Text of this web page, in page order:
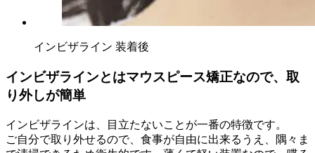
インビザライン 装着後
インビザラインとはマウスピース矯正なので、取
り外しが簡単
インビザラインは、目立たないことが一番の特徴です。
ご自分で取り外せるので、食事が自由に出来るうえ、隅々ま